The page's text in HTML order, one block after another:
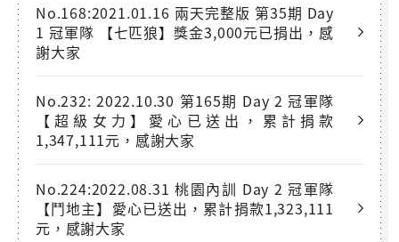
No.168:2021.01.16 兩天完整版 第35期 Day
1 冠軍隊 【七匹狼】獎金3,000元已捐出，感
謝大家
No.232: 2022.10.30 第165期 Day 2 冠軍隊
【超級女力】愛心已送出，累計捐款
1,347,111元，感謝大家
No.224:2022.08.31 桃園內訓 Day 2 冠軍隊
【鬥地主】愛心已送出，累計捐款1,323,111
元，感謝大家